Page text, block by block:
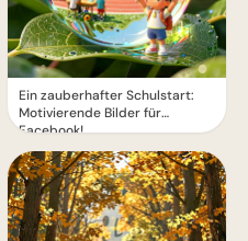
Ein zauberhafter Schulstart:
Motivierende Bilder für
Facebook!